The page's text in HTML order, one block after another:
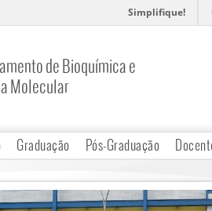
Simplifique!
de Bioquímica e
Molecular
Graduação Pós-Graduação